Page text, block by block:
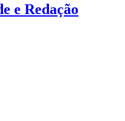
e Redação